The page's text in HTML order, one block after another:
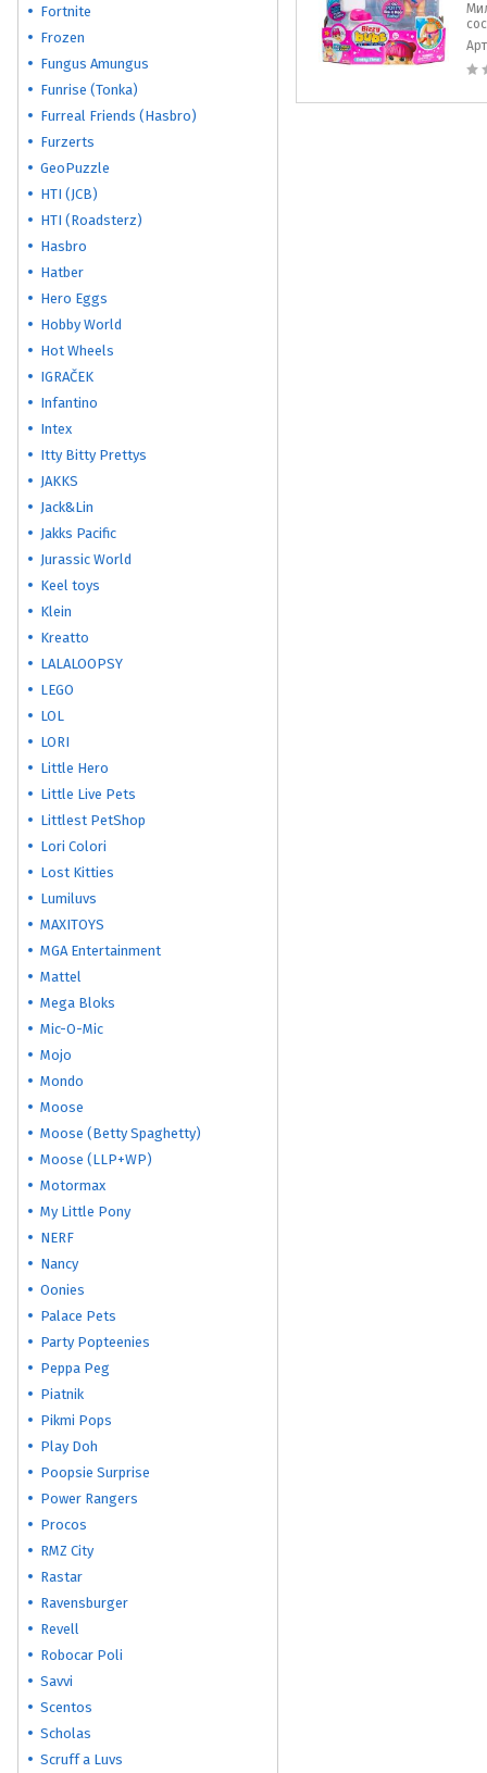
Fortnite
Frozen
Fungus Amungus
Funrise (Tonka)
Furreal Friends (Hasbro)
Furzerts
GeoPuzzle
HTI (JCB)
HTI (Roadsterz)
Hasbro
Hatber
Hero Eggs
Hobby World
Hot Wheels
IGRAČEK
Infantino
Intex
Itty Bitty Prettys
JAKKS
Jack&Lin
Jakks Pacific
Jurassic World
Keel toys
Klein
Kreatto
LALALOOPSY
LEGO
LOL
LORI
Little Hero
Little Live Pets
Littlest PetShop
Lori Colori
Lost Kitties
Lumiluvs
MAXITOYS
MGA Entertainment
Mattel
Mega Bloks
Mic-O-Mic
Mojo
Mondo
Moose
Moose (Betty Spaghetty)
Moose (LLP+WP)
Motormax
My Little Pony
NERF
Nancy
Oonies
Palace Pets
Party Popteenies
Peppa Peg
Piatnik
Pikmi Pops
Play Doh
Poopsie Surprise
Power Rangers
Procos
RMZ City
Rastar
Ravensburger
Revell
Robocar Poli
Savvi
Scentos
Scholas
Scruff a Luvs